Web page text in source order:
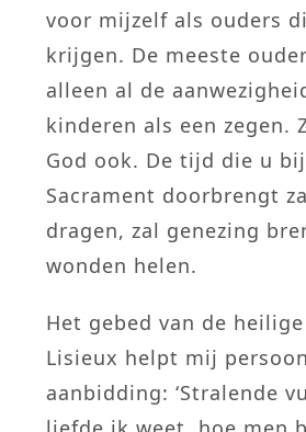
voor mijzelf als ouders
krijgen. De meeste
alleen al de
kinderen als een zegen.
God ook. De tijd die u
Sacrament doorbrengt
dragen, zal genezing
wonden helen.
Het gebed van de
Lisieux helpt mij
aanbidding: ‘Stralende